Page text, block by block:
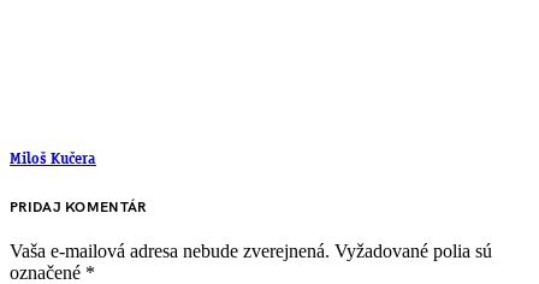
Miloš Kučera
PRIDAJ KOMENTÁR
Vaša e-mailová adresa nebude zverejnená. Vyžadované polia sú
označené *